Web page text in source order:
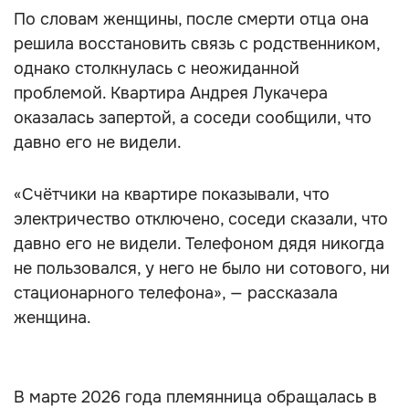
По словам женщины, после смерти отца она
решила восстановить связь с родственником,
однако столкнулась с неожиданной
проблемой. Квартира Андрея Лукачера
оказалась запертой, а соседи сообщили, что
давно его не видели.
«Счётчики на квартире показывали, что
электричество отключено, соседи сказали, что
давно его не видели. Телефоном дядя никогда
не пользовался, у него не было ни сотового, ни
стационарного телефона», — рассказала
женщина.
В марте 2026 года племянница обращалась в